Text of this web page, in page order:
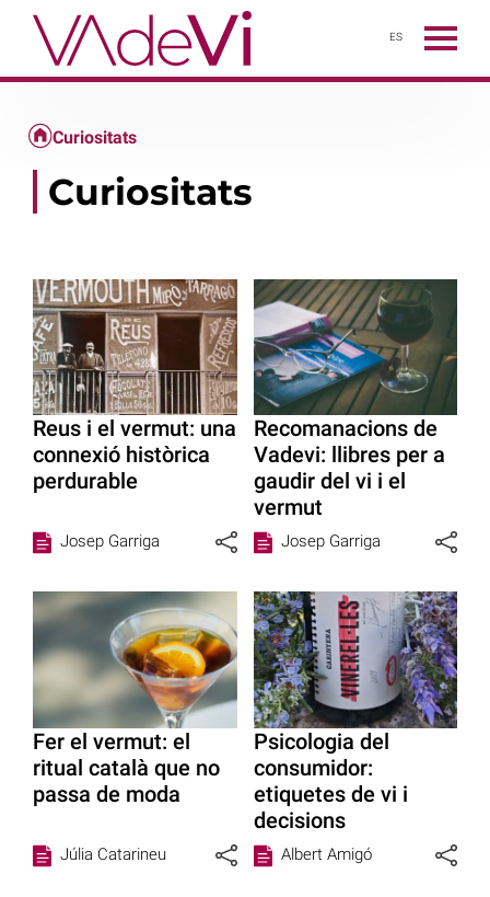
ES
Curiositats
Curiositats
Reus i el vermut: una
connexió històrica
perdurable
Josep Garriga
Recomanacions de
Vadevi: llibres per a
gaudir del vi i el
vermut
Josep Garriga
Fer el vermut: el
ritual català que no
passa de moda
Júlia Catarineu
Psicologia del
consumidor:
etiquetes de vi i
decisions
Albert Amigó